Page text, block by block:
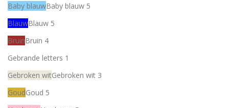
Baby blauwBaby blauw 5
BlauwBlauw 5
BruinBruin 4
Gebrande letters 1
Gebroken witGebroken wit 3
GoudGoud 5